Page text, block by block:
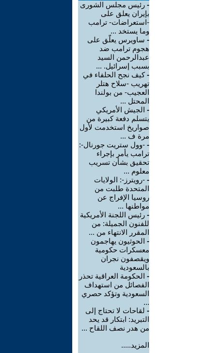
- رئيس مجلس الشورى
بإيران يعلق على
-استعراضات- ترامب
وما يستخد ...
- ساويرس يعلّق على
هجوم ترامب ضد
عبدالرحمن السيد
بسبب إسرائيل. ...
-كيف نجح الحلفاء في
تهريب -سلاح هتلر
العجيب- من بولندا
المحتل ...
- الجيش الأمريكي
يتسلم دفعة كبيرة من
صواريخ استخدمت لأول
مرة ف ...
- -وول ستريت جورنال-:
ترامب يأمر بإجراء
تحقيق بشأن تسريب
معلوم ...
- -رويترز-: الولايات
المتحدة طلبت من
روسيا الإفراج عن
مواطنها ...
- رئيس اللجنة الأمريكية
للفنون الجميلة: من
المقرر الانتهاء من ...
- الحوثيون يهاجمون
معسكرات حكومية
ويقصفون نجران
بالسعودية
- الحكومة العراقية تحذر
الفصائل من استهداف
السعودية وتؤكد حصري
...
- لقاحات لا تحتاج إلى
التبريد: ابتكار قد يحد
من هدر نصف اللقاح ...
المزيد.....